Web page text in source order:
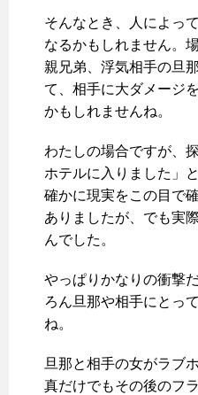
そんなとき、人によっ
なるかもしれません。
親兄弟、浮気相手の旦
て、相手に大ダメージ
かもしれませんね。
わたしの場合ですが、
ホテルに入りました」
確かに現実をこの目で
ありましたが、でも実
んでした。
やっぱりかなりの衝撃
ろん旦那や相手にとっ
ね。
旦那と相手の女がラブ
真だけでもその後のフ